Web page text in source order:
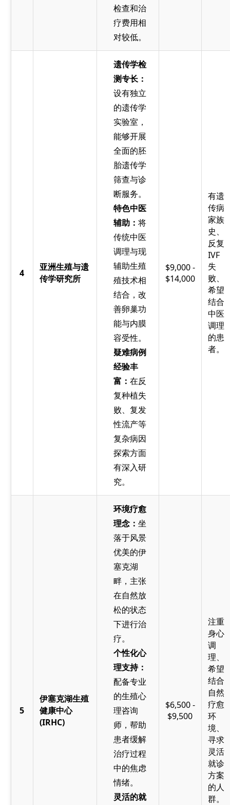
检查和治
疗费用相
对较低。
4
亚洲生殖与遗
传学研究所
遗传学检
测专长：
设有独立
的遗传学
实验室，
能够开展
全面的胚
胎遗传学
筛查与诊
断服务。
特色中医
辅助： 将
传统中医
调理与现
辅助生殖
殖技术相
结合，改
善卵巢功
能与内膜
容受性。
疑难病例
经验丰
富： 在反
复种植失
败、复发
性流产等
复杂病因
探索方面
有深入研
究。
$9,000 -
$14,000
有遗
传病
家族
史、
反复
IVF
失
败、
希望
结合
中医
调理
的患
者。
5
伊塞克湖生殖
健康中心
(IRHC)
环境疗愈
理念： 坐
落于风景
优美的伊
塞克湖
畔，主张
在自然放
松的状态
下进行治
疗。
个性化心
理支持：
配备专业
的生殖心
理咨询
师，帮助
患者缓解
治疗过程
中的焦虑
情绪。
灵活的就
$6,500 -
$9,500
注重
身心
调
理、
希望
结合
自然
疗愈
环
境、
寻求
灵活
就诊
方案
的人
群。